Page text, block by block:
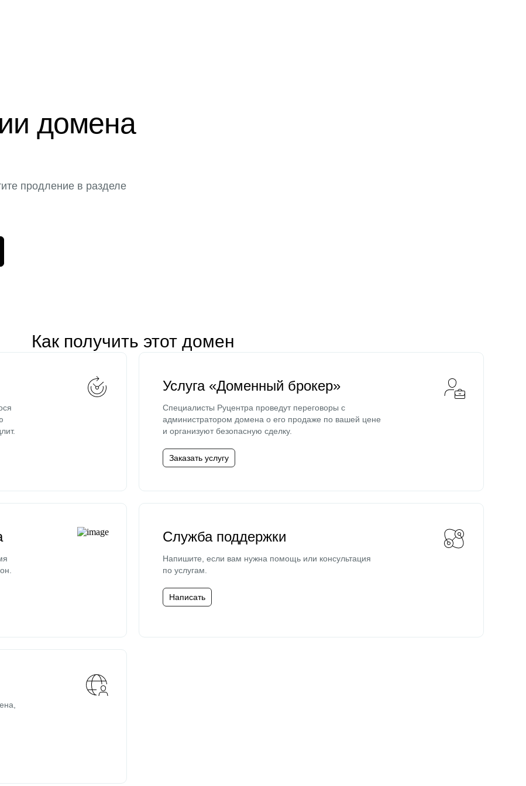
домена
продление в разделе
Как получить этот домен
Услуга «Доменный брокер»
Специалисты Руцентра проведут переговоры с
администратором домена о его продаже по вашей цене
и организуют безопасную сделку.
Заказать услугу
Служба поддержки
Напишите, если вам нужна помощь или консультация
по услугам.
Написать